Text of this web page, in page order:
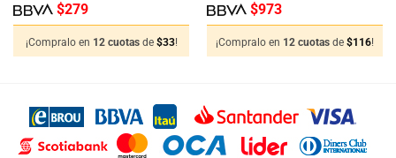
$279
¡Compralo en 12 cuotas de $33!
$973
¡Compralo en 12 cuotas de $116!